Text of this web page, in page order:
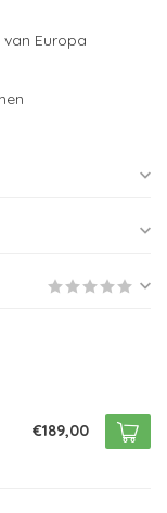
Europa
€189,00